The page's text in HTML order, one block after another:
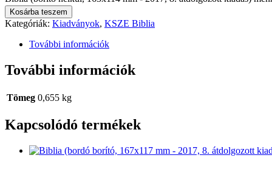
Kosárba teszem
Kategóriák: Kiadványok, KSZE Biblia
További információk
További információk
Tömeg 0,655 kg
Kapcsolódó termékek